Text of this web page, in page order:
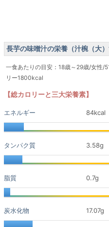
長芋の味噌汁の栄養（汁椀（大）
一食あたりの目安：18歳～29歳/女性/
リー1800kcal
【総カロリーと三大栄養素】
エネルギー
84kcal
タンパク質 3.58g
脂質 0.7g
炭水化物 17.07g